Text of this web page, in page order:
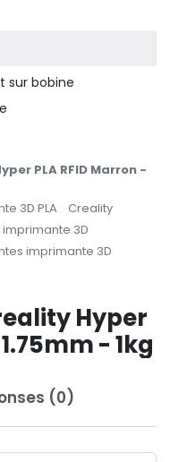
sur bobine
PLA RFID Marron -
3D PLA
Creality
3D
imprimante 3D
Hyper
- 1kg
(0)